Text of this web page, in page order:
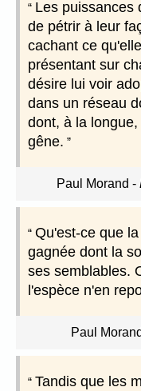
Les puissances
de pétrir à leur
cachant ce
présentant sur
désire lui voir
dans un réseau
dont, à la
gêne.
Paul Morand -
Qu'est-ce que
gagnée dont la
ses semblables.
l'espèce n'en
Paul Morand
Tandis que les